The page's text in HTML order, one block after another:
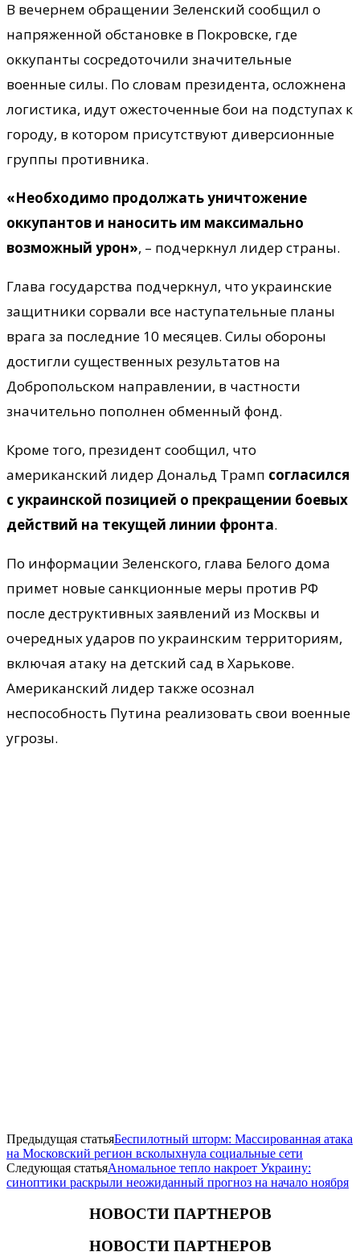
В вечернем обращении Зеленский сообщил о
напряженной обстановке в Покровске, где
оккупанты сосредоточили значительные
военные силы. По словам президента, осложнена
логистика, идут ожесточенные бои на подступах к
городу, в котором присутствуют диверсионные
группы противника.
«Необходимо продолжать уничтожение
оккупантов и наносить им максимально
возможный урон», – подчеркнул лидер страны.
Глава государства подчеркнул, что украинские
защитники сорвали все наступательные планы
врага за последние 10 месяцев. Силы обороны
достигли существенных результатов на
Добропольском направлении, в частности
значительно пополнен обменный фонд.
Кроме того, президент сообщил, что
американский лидер Дональд Трамп согласился
с украинской позицией о прекращении боевых
действий на текущей линии фронта.
По информации Зеленского, глава Белого дома
примет новые санкционные меры против РФ
после деструктивных заявлений из Москвы и
очередных ударов по украинским территориям,
включая атаку на детский сад в Харькове.
Американский лидер также осознал
неспособность Путина реализовать свои военные
угрозы.
Предыдущая статьяБеспилотный шторм: Массированная атака
на Московский регион всколыхнула социальные сети
Следующая статьяАномальное тепло накроет Украину:
синоптики раскрыли неожиданный прогноз на начало ноября
НОВОСТИ ПАРТНЕРОВ
НОВОСТИ ПАРТНЕРОВ